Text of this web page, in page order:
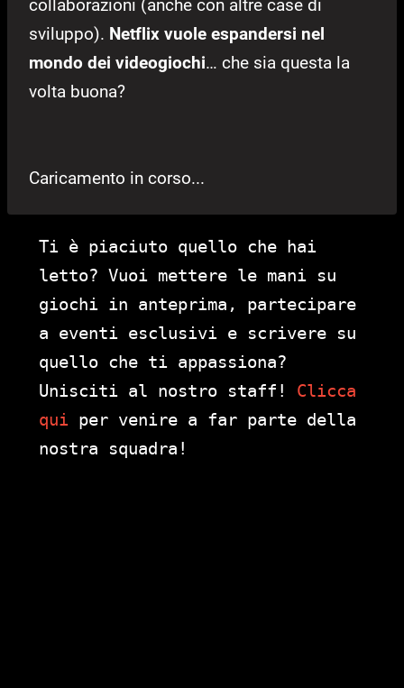
collaborazioni (anche con altre case di
sviluppo). Netflix vuole espandersi nel
mondo dei videogiochi… che sia questa la
volta buona?
Caricamento in corso...
Ti è piaciuto quello che hai
letto? Vuoi mettere le mani su
giochi in anteprima, partecipare
a eventi esclusivi e scrivere su
quello che ti appassiona?
Unisciti al nostro staff! Clicca
qui per venire a far parte della
nostra squadra!